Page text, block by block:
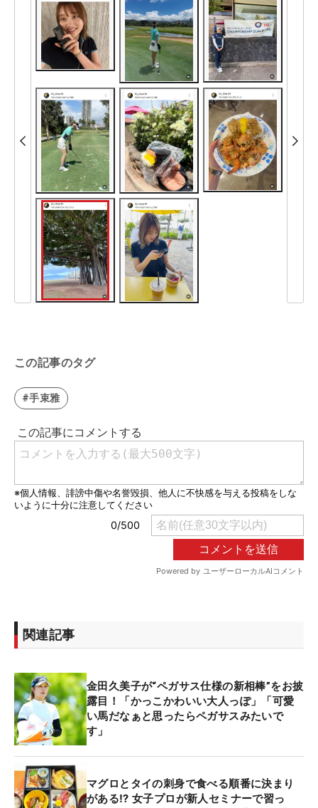
この記事のタグ
#手束雅
関連記事
金田久美子が“ペガサス仕様の新相棒”をお披
露目！「かっこかわいい大人っぽ」「可愛
い馬だなぁと思ったらペガサスみたいで
す」
マグロとタイの刺身で食べる順番に決まり
がある⁉ 女子プロが新人セミナーで習っ